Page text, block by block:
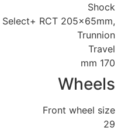
Shock
RCT 205x65mm,
Trunnion
Travel
170 mm
Wheels
Front wheel size
29